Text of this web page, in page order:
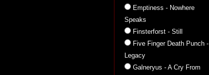
Emptiness - Nowhere
Speaks
Finsterforst - Still
Five Finger Death Punch -
Legacy
Galneryus - A Cry From